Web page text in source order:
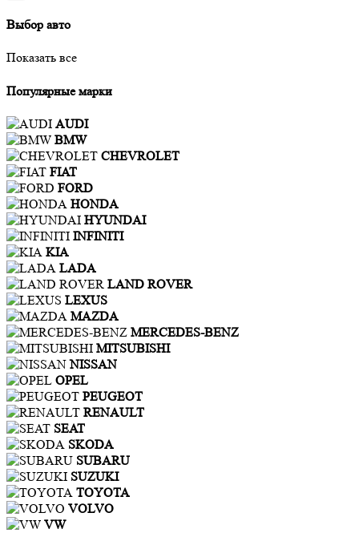
Выбор авто
Показать все
Популярные марки
AUDI
BMW
CHEVROLET
FIAT
FORD
HONDA
HYUNDAI
INFINITI
KIA
LADA
LAND ROVER
LEXUS
MAZDA
MERCEDES-BENZ
MITSUBISHI
NISSAN
OPEL
PEUGEOT
RENAULT
SEAT
SKODA
SUBARU
SUZUKI
TOYOTA
VOLVO
VW